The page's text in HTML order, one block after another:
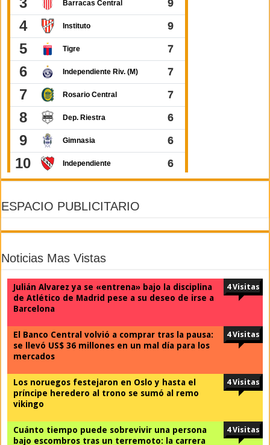
ESPACIO PUBLICITARIO
Noticias Mas Vistas
Julián Alvarez ya se «entrena» bajo la disciplina
de Atlético de Madrid pese a su deseo de irse a
Barcelona
4 Visitas
El Banco Central volvió a comprar tras la pausa:
se llevó US$ 36 millones en un mal día para los
mercados
4 Visitas
Los noruegos festejaron en Oslo y hasta el
príncipe heredero al trono se sumó al remo
vikingo
4 Visitas
Cuánto tiempo puede sobrevivir una persona
bajo escombros tras un terremoto: la carrera
4 Visitas